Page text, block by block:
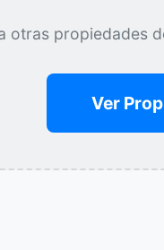
otras propiedades
Ver